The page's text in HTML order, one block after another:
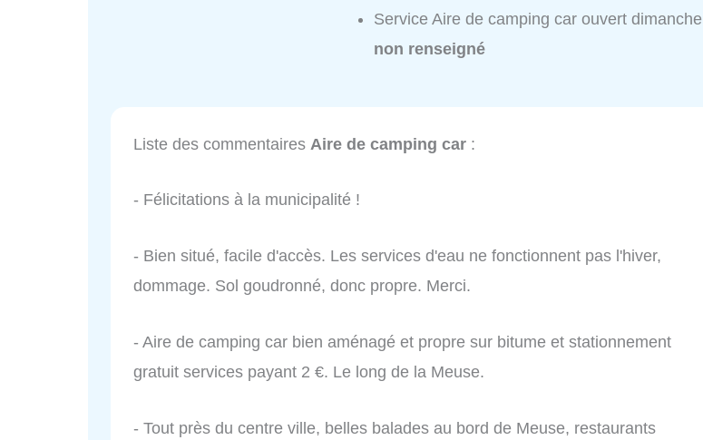
Service Aire de camping car ouvert
non renseigné
Liste des commentaires Aire de camping car :
- Félicitations à la municipalité !
- Bien situé, facile d'accès. Les services d'eau ne fonctionnent pas l'hiver,
dommage. Sol goudronné, donc propre. Merci.
- Aire de camping car bien aménagé et propre sur bitume et stationnement
gratuit services payant 2 €. Le long de la Meuse.
- Tout près du centre ville, belles balades au bord de Meuse, restaurants